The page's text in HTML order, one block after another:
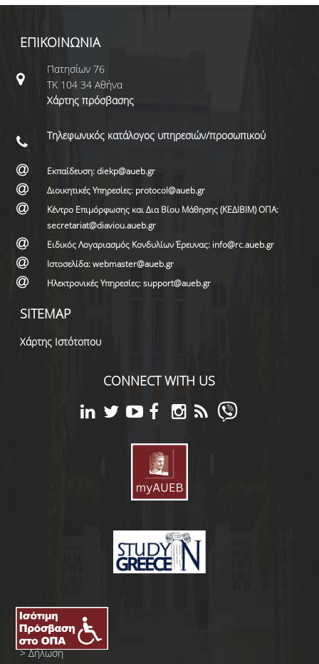
ΕΠΙΚΟΙΝΩΝΙΑ
Πατησίων 76
ΤΚ 104 34 Αθήνα
Χάρτης πρόσβασης
Τηλεφωνικός κατάλογος υπηρεσιών/προσωπικού
Εκπαίδευση: diekp@aueb.gr
Διοικητικές Υπηρεσίες: protocol@aueb.gr
Κέντρο Επιμόρφωσης και Δια Βίου Μάθησης (ΚΕΔΙΒΙΜ) ΟΠΑ:
secretariat@diaviou.aueb.gr
Ειδικός Λογαριασμός Κονδυλίων Έρευνας: info@rc.aueb.gr
Ιστοσελίδα: webmaster@aueb.gr
Ηλεκτρονικές Υπηρεσίες: support@aueb.gr
SITEMAP
Χάρτης Ιστότοπου
CONNECT WITH US
>Δήλωση